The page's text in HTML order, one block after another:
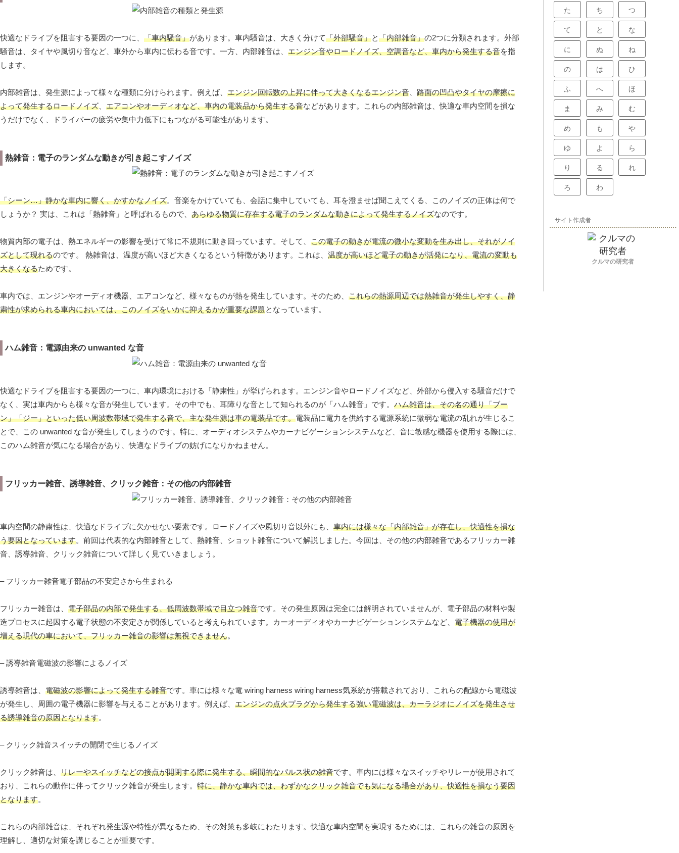
快適なドライブを阻害する要因の一つに、 「車内騒音」があります。車内騒音は、大きく分けて「外部騒音」と「内部雑音」の2つに分類されます。外部
騒音は、タイヤや風切り音など、車外から車内に伝わる音です。一方、内部雑音は、 エンジン音やロードノイズ、空調音など、車内から発生する音を指
します。
内部雑音は、発生源によって様々な種類に分けられます。例えば、 エンジン回転数の上昇に伴って大きくなるエンジン音
路面の凹凸やタイヤの摩擦に
よって発生するロードノイズ
エアコンやオーディオなど、車内の電装品から発生する音などがあります。これらの内部雑音は、快適な車内空間を損な
うだけでなく、ドライバーの疲労や集中力低下にもつながる可能性があります。
熱雑音：電子のランダムな動きが引き起こすノイズ
「シーン…」静かな車内に響く、かすかなノイズ。音楽をかけていても、会話に集中していても、耳を澄ませば聞こえてくる、このノイズの正体は何で
しょうか？ 実は、これは「熱雑音」と呼ばれるもので、 あらゆる物質に存在する電子のランダムな動きによって発生するノイズなのです。
物質内部の電子は、熱エネルギーの影響を受けて常に不規則に動き回っています。そして、 この電子の動きが電流の微小な変動を生み出し、それがノイ
ズとして現れるのです。 熱雑音は、温度が高いほど大きくなるという特徴があります。これは、 温度が高いほど電子の動きが活発になり、電流の変動も
大きくなるためです。
車内では、エンジンやオーディオ機器、エアコンなど、様々なものが熱を発生しています。そのため、 これらの熱源周辺では熱雑音が発生しやすく、静
粛性が求められる車内においては、このノイズをいかに抑えるかが重要な課題となっています。
ハム雑音：電源由来の unwanted な音
快適なドライブを阻害する要因の一つに、車内環境における「静粛性」が挙げられます。エンジン音やロードノイズなど、外部から侵入する騒音だけで
なく、実は車内からも様々な音が発生しています。その中でも、耳障りな音として知られるのが「ハム雑音」です。 ハム雑音は、その名の通り「ブー
ン」「ジー」といった低い周波数帯域で発生する音で、主な発生源は車の電装品です。電装品に電力を供給する電源系統に微弱な電流の乱れが生じるこ
とで、この unwanted な音が発生してしまうのです。特に、オーディオシステムやカーナビゲーションシステムなど、音に敏感な機器を使用する際には、
このハム雑音が気になる場合があり、快適なドライブの妨げになりかねません。
フリッカー雑音、誘導雑音、クリック雑音：その他の内部雑音
車内空間の静粛性は、快適なドライブに欠かせない要素です。ロードノイズや風切り音以外にも、 車内には様々な「内部雑音」が存在し、快適性を損な
う要因となっています。前回は代表的な内部雑音として、熱雑音、ショット雑音について解説しました。今回は、その他の内部雑音であるフリッカー雑
音、誘導雑音、クリック雑音について詳しく見ていきましょう。
– フリッカー雑音電子部品の不安定さから生まれる
フリッカー雑音は、 電子部品の内部で発生する、低周波数帯域で目立つ雑音です。その発生原因は完全には解明されていませんが、電子部品の材料や製
造プロセスに起因する電子状態の不安定さが関係していると考えられています。カーオーディオやカーナビゲーションシステムなど、 電子機器の使用が
増える現代の車において、フリッカー雑音の影響は無視できません。
– 誘導雑音電磁波の影響によるノイズ
誘導雑音は、 電磁波の影響によって発生する雑音です。車には様々な電 wiring harness wiring harness気系統が搭載されており、これらの配線から電磁波
が発生し、周囲の電子機器に影響を与えることがあります。例えば、 エンジンの点火プラグから発生する強い電磁波は、カーラジオにノイズを発生させ
る誘導雑音の原因となります。
– クリック雑音スイッチの開閉で生じるノイズ
クリック雑音は、 リレーやスイッチなどの接点が開閉する際に発生する、瞬間的なパルス状の雑音です。車内には様々なスイッチやリレーが使用されて
おり、これらの動作に伴ってクリック雑音が発生します。 特に、静かな車内では、わずかなクリック雑音でも気になる場合があり、快適性を損なう要因
となります。
これらの内部雑音は、それぞれ発生源や特性が異なるため、その対策も多岐にわたります。快適な車内空間を実現するためには、これらの雑音の原因を
理解し、適切な対策を講じることが重要です。
た ち つ
て と な
に ぬ ね
の は ひ
ふ へ ほ
ま み む
め も や
ゆ よ ら
り る れ
ろ わ
サイト作成者
クルマの研究者